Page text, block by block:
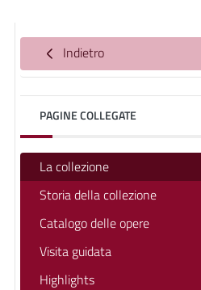
Indietro
PAGINE COLLEGATE
La collezione
Storia della collezione
Catalogo delle opere
Visita guidata
Highlights